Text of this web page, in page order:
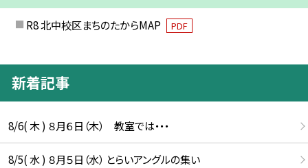
R8 北中校区まちのたからMAP PDF
新着記事
8/6( 木 ) ８月６日（木） 教室では・・・
8/5( 水 ) ８月５日（水） とらいアングルの集い